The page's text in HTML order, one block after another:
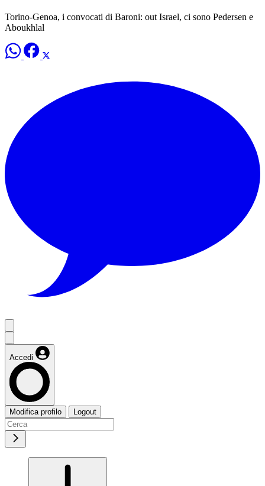
Torino-Genoa, i convocati di Baroni: out Israel, ci sono Pedersen e
Aboukhlal
Accedi
Modifica profilo Logout